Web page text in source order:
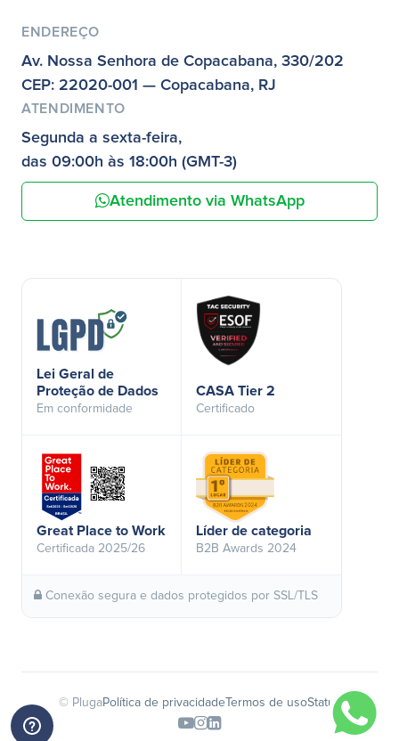
ENDEREÇO
Av. Nossa Senhora de Copacabana, 330/202
CEP: 22020-001 — Copacabana, RJ
ATENDIMENTO
Segunda a sexta-feira,
das 09:00h às 18:00h (GMT-3)
Atendimento via WhatsApp
Lei Geral de
Proteção de Dados
Em conformidade
CASA Tier 2
Certificado
Great Place to Work
Certificada 2025/26
Líder de categoria
B2B Awards 2024
Conexão segura e dados protegidos por SSL/TLS
© PlugaPolítica de privacidadeTermos de usoStatus